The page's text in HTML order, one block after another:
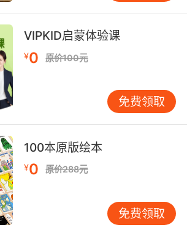
乡村音乐
cactus we passed an hour
小时前经过的仙人掌
scrub and cactus seems
to them.
灌木丛和仙人掌 在我们看来可能
却并非如此
VIPKID启蒙体验课
¥0 原价100元
免费领取
100本原版绘本
¥0 原价288元
免费领取